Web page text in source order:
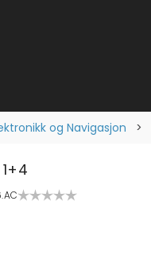
og Navigasjon >